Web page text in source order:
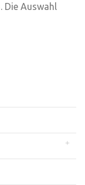
Auswahl